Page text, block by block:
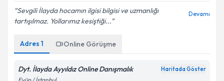
Sevgili İlayda hocamın ilgisi bilgisi ve uzmanlığı
tartışılmaz. Yollarımız kesiştiği...
Devamı
Adres 1 Online Görüşme
Dyt. İlayda Ayyıldız Online Danışmalık Haritada Göster
Eyüp / İstanbul